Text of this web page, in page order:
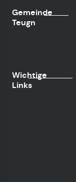
Gemeinde
Teugn
Wichtige
Links